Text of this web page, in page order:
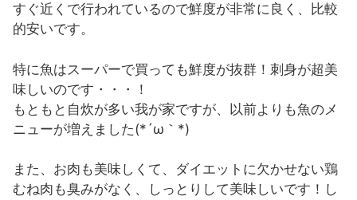
すぐ近くで行われているので鮮度が非常に良く、比較
的安いです。
特に魚はスーパーで買っても鮮度が抜群！刺身が超美
味しいのです・・・！
もともと自炊が多い我が家ですが、以前よりも魚のメ
ニューが増えました(*´ω｀*)
また、お肉も美味しくて、ダイエットに欠かせない鶏
むね肉も臭みがなく、しっとりして美味しいです！し